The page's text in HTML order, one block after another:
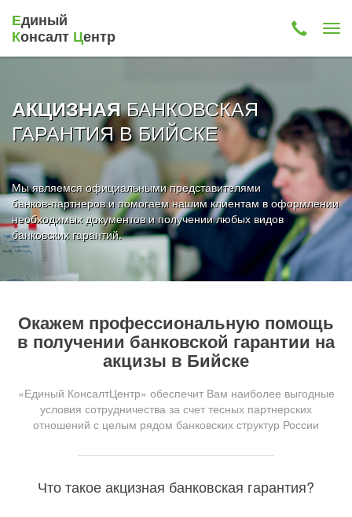
Единый
Консалт Центр
АКЦИЗНАЯБАНКОВСКАЯ
ГАРАНТИЯ В БИЙСКЕ
Мы являемся официальными представителями
банков-партнеров и помогаем нашим клиентам в оформлении
необходимых документов и получении любых видов
банковских гарантий.
Окажем профессиональную помощь
в получении банковской гарантии на
акцизы в Бийске
«Единый КонсалтЦентр» обеспечит Вам наиболее выгодные
условия сотрудничества за счет тесных партнерских
отношений с целым рядом банковских структур России
Что такое акцизная банковская гарантия?